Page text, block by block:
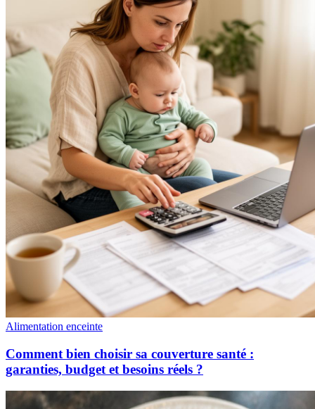
Alimentation enceinte
Comment bien choisir sa couverture santé :
garanties, budget et besoins réels ?